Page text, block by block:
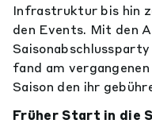
Infrastruktur bis hin
den Events. Mit den
fand am
Saison den ihr
Früher Start in die